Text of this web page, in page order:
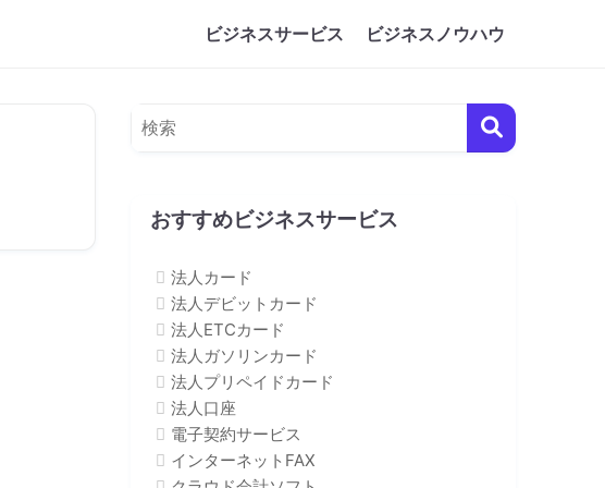
ビジネスサービス ビジネスノウハウ
おすすめビジネスサービス
法人カード
法人デビットカード
法人ETCカード
法人ガソリンカード
法人プリペイドカード
法人口座
電子契約サービス
インターネットFAX